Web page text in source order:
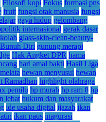
Filosofi kopi Fokus formasi pns
fruit fungsi otak manusia fungsi
gaya hidup gelombang
internasional gerak dasar
glass-skin-clean-beauty-
Diri gunung merapi
Hak Angket DPR hama
hari amal bakti Hasil Liga
hewan menyusui hewan
Ramadhan highlight olahraga
pemilu hp murah hp ram 8 hp
lebat hukum dan masyarakat
ide usaha digital ijazah ikan
ikan paus inagurasi